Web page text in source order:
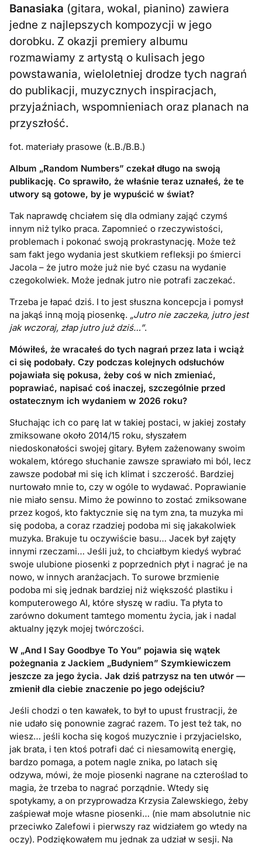
Banasiaka (gitara, wokal, pianino) zawiera
jedne z najlepszych kompozycji w jego
dorobku. Z okazji premiery albumu
rozmawiamy z artystą o kulisach jego
powstawania, wieloletniej drodze tych nagrań
do publikacji, muzycznych inspiracjach,
przyjaźniach, wspomnieniach oraz planach na
przyszłość.
fot. materiały prasowe (Ł.B./B.B.)
Album „Random Numbers” czekał długo na swoją
publikację. Co sprawiło, że właśnie teraz uznałeś, że te
utwory są gotowe, by je wypuścić w świat?
Tak naprawdę chciałem się dla odmiany zająć czymś
innym niż tylko praca. Zapomnieć o rzeczywistości,
problemach i pokonać swoją prokrastynację. Może też
sam fakt jego wydania jest skutkiem refleksji po śmierci
Jacola – że jutro może już nie być czasu na wydanie
czegokolwiek. Może jednak jutro nie potrafi zaczekać.
Trzeba je łapać dziś. I to jest słuszna koncepcja i pomysł
na jakąś inną moją piosenkę. „Jutro nie zaczeka, jutro jest
jak wczoraj, złap jutro już dziś…”.
Mówiłeś, że wracałeś do tych nagrań przez lata i wciąż
ci się podobały. Czy podczas kolejnych odsłuchów
pojawiała się pokusa, żeby coś w nich zmieniać,
poprawiać, napisać coś inaczej, szczególnie przed
ostatecznym ich wydaniem w 2026 roku?
Słuchając ich co parę lat w takiej postaci, w jakiej zostały
zmiksowane około 2014/15 roku, słyszałem
niedoskonałości swojej gitary. Byłem zażenowany swoim
wokalem, którego słuchanie zawsze sprawiało mi ból, lecz
zawsze podobał mi się ich klimat i szczerość. Bardziej
nurtowało mnie to, czy w ogóle to wydawać. Poprawianie
nie miało sensu. Mimo że powinno to zostać zmiksowane
przez kogoś, kto faktycznie się na tym zna, ta muzyka mi
się podoba, a coraz rzadziej podoba mi się jakakolwiek
muzyka. Brakuje tu oczywiście basu… Jacek był zajęty
innymi rzeczami… Jeśli już, to chciałbym kiedyś wybrać
swoje ulubione piosenki z poprzednich płyt i nagrać je na
nowo, w innych aranżacjach. To surowe brzmienie
podoba mi się jednak bardziej niż większość plastiku i
komputerowego AI, które słyszę w radiu. Ta płyta to
zarówno dokument tamtego momentu życia, jak i nadal
aktualny język mojej twórczości.
W „And I Say Goodbye To You” pojawia się wątek
pożegnania z Jackiem „Budyniem” Szymkiewiczem
jeszcze za jego życia. Jak dziś patrzysz na ten utwór —
zmienił dla ciebie znaczenie po jego odejściu?
Jeśli chodzi o ten kawałek, to był to upust frustracji, że
nie udało się ponownie zagrać razem. To jest też tak, no
wiesz… jeśli kocha się kogoś muzycznie i przyjacielsko,
jak brata, i ten ktoś potrafi dać ci niesamowitą energię,
bardzo pomaga, a potem nagle znika, po latach się
odzywa, mówi, że moje piosenki nagrane na czteroślad to
magia, że trzeba to nagrać porządnie. Wtedy się
spotykamy, a on przyprowadza Krzysia Zalewskiego, żeby
zaśpiewał moje własne piosenki… (nie mam absolutnie nic
przeciwko Zalefowi i pierwszy raz widziałem go wtedy na
oczy). Podziękowałem mu jednak za udział w sesji. Na